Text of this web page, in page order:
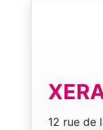
12 rue de